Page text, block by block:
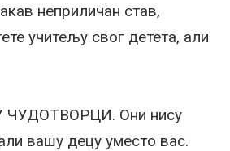
неприличан став,
учитељу свог детета, али
Они нису
вашу децу уместо вас.